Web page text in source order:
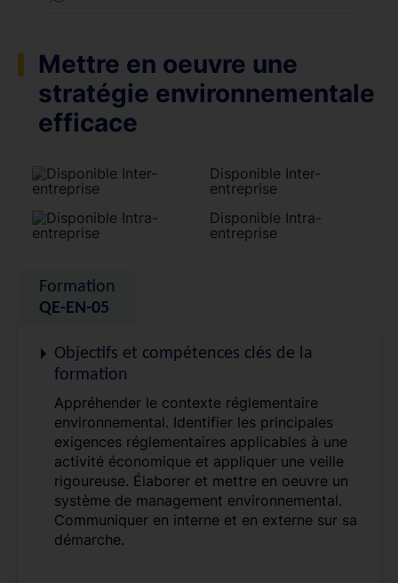
Mettre en oeuvre une
stratégie environnementale
efficace
Disponible Inter-
entreprise
Disponible Intra-
entreprise
Formation
QE-EN-05
Objectifs et compétences clés de la
formation
Appréhender le contexte réglementaire
environnemental. Identifier les principales
exigences réglementaires applicables à une
activité économique et appliquer une veille
rigoureuse. Élaborer et mettre en oeuvre un
système de management environnemental.
Communiquer en interne et en externe sur sa
démarche.